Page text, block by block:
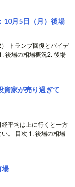
10月5日（月）後場
トランプ回復とバイデ
後場の相場概況2. 後場
資家が売り過ぎて
平均は上に行くと一方
。 目次 1. 後場の相場
場